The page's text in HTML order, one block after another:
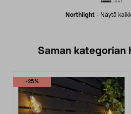
Northlight - Näytä
Saman kategorian
-25%